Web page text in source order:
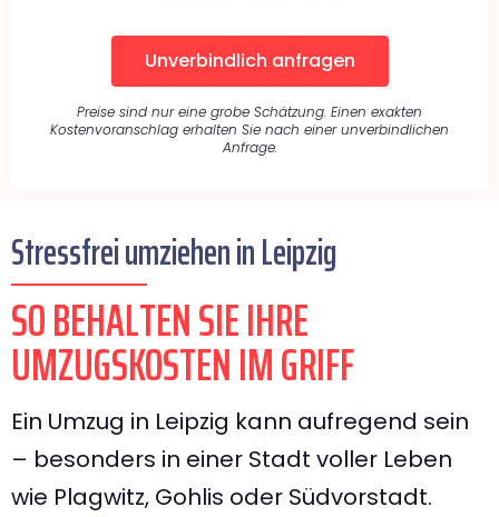
Unverbindlich anfragen
Preise sind nur eine grobe Schätzung. Einen exakten
Kostenvoranschlag erhalten Sie nach einer unverbindlichen
Anfrage.
Stressfrei umziehen in Leipzig
SO BEHALTEN SIE IHRE
UMZUGSKOSTEN IM GRIFF
Ein Umzug in Leipzig kann aufregend sein
– besonders in einer Stadt voller Leben
wie Plagwitz, Gohlis oder Südvorstadt.